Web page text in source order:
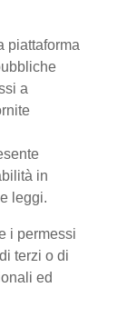
piattaforma
a
in
leggi.
i permessi
terzi o di
ed